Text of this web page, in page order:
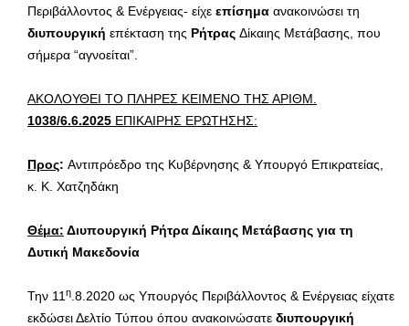
Περιβάλλοντος & Ενέργειας- είχε επίσημα ανακοινώσει τη
διυπουργική επέκταση της Ρήτρας Δίκαιης Μετάβασης, που
σήμερα “αγνοείται”.
ΑΚΟΛΟΥΘΕΙ ΤΟ ΠΛΗΡΕΣ ΚΕΙΜΕΝΟ ΤΗΣ ΑΡΙΘΜ.
1038/6.6.2025 ΕΠΙΚΑΙΡΗΣ ΕΡΩΤΗΣΗΣ:
Προς: Αντιπρόεδρο της Κυβέρνησης & Υπουργό Επικρατείας,
κ. Κ. Χατζηδάκη
Θέμα: Διυπουργική Ρήτρα Δίκαιης Μετάβασης για τη
Δυτική Μακεδονία
Την 11 η .8.2020 ως Υπουργός Περιβάλλοντος & Ενέργειας είχατε
εκδώσει Δελτίο Τύπου όπου ανακοινώσατε διυπουργική